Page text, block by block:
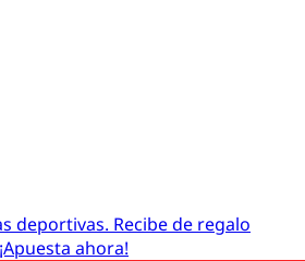
deportivas. Recibe de regalo
ahora!